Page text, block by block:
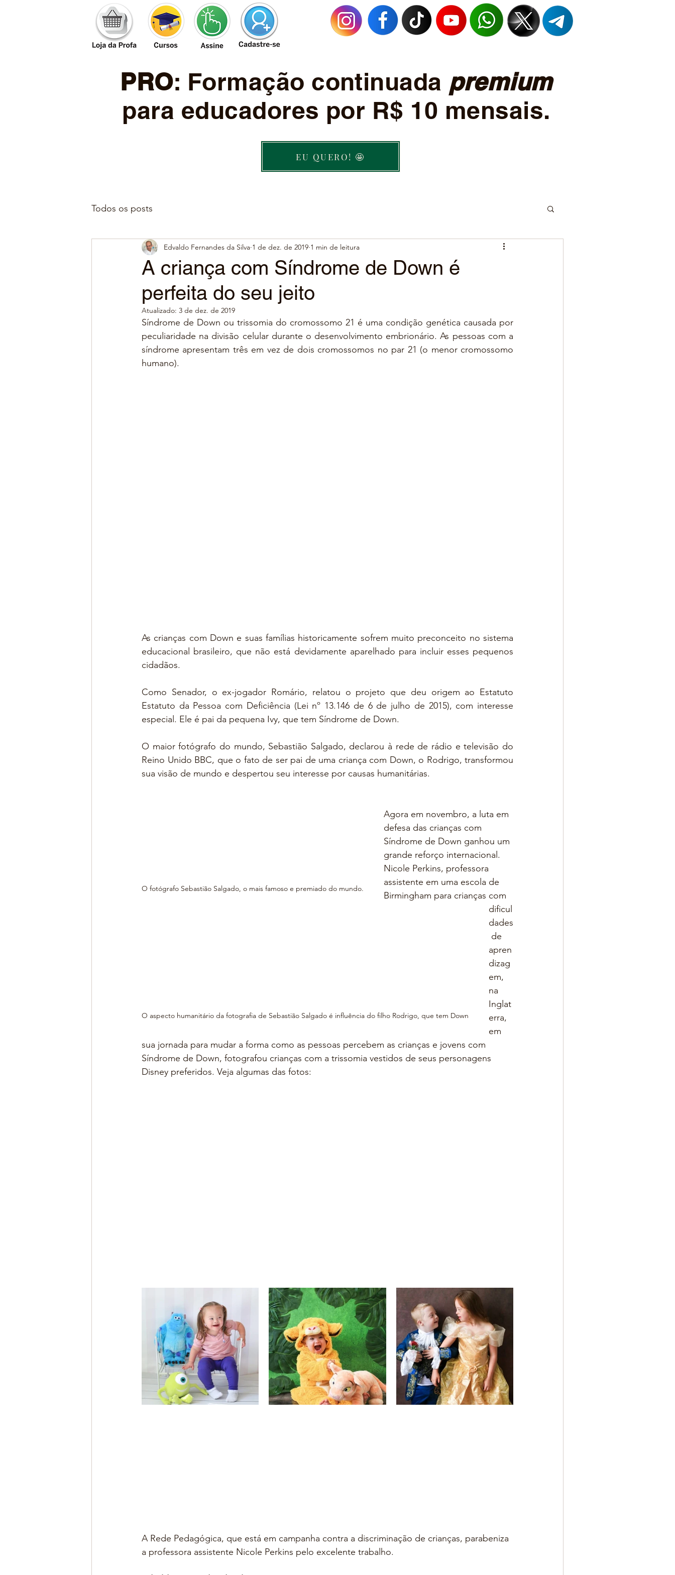
PRO: Formação continuada premium
para educadores por R$ 10 mensais.
EU QUERO! 🤩
Todos os posts
A criança com Síndrome de Down é
perfeita do seu jeito
Edvaldo Fernandes da Silva 1 de dez. de 2019 1 min de leitura
Atualizado: 3 de dez. de 2019
Síndrome de Down ou trissomia do cromossomo 21 é uma condição genética causada por
peculiaridade na divisão celular durante o desenvolvimento embrionário. As pessoas com a
síndrome apresentam três em vez de dois cromossomos no par 21 (o menor cromossomo
humano).
As crianças com Down e suas famílias historicamente sofrem muito preconceito no sistema
educacional brasileiro, que não está devidamente aparelhado para incluir esses pequenos
cidadãos.
Como Senador, o ex-jogador Romário, relatou o projeto que deu origem ao Estatuto
Estatuto da Pessoa com Deficiência (Lei nº 13.146 de 6 de julho de 2015), com interesse
especial. Ele é pai da pequena Ivy, que tem Síndrome de Down.
O maior fotógrafo do mundo, Sebastião Salgado, declarou à rede de rádio e televisão do
Reino Unido BBC, que o fato de ser pai de uma criança com Down, o Rodrigo, transformou
sua visão de mundo e despertou seu interesse por causas humanitárias.
O fotógrafo Sebastião Salgado, o mais famoso e premiado do mundo.
O aspecto humanitário da fotografia de Sebastião Salgado é influência do filho Rodrigo, que tem Down
Agora em novembro, a luta em
defesa das crianças com
Síndrome de Down ganhou um
grande reforço internacional.
Nicole Perkins, professora
assistente em uma escola de
Birmingham para crianças com
dificul
dades
de
apren
dizag
em,
na
Inglat
erra,
em
sua jornada para mudar a forma como as pessoas percebem as crianças e jovens com
Síndrome de Down, fotografou crianças com a trissomia vestidos de seus personagens
Disney preferidos. Veja algumas das fotos:
A Rede Pedagógica, que está em campanha contra a discriminação de crianças, parabeniza
a professora assistente Nicole Perkins pelo excelente trabalho.